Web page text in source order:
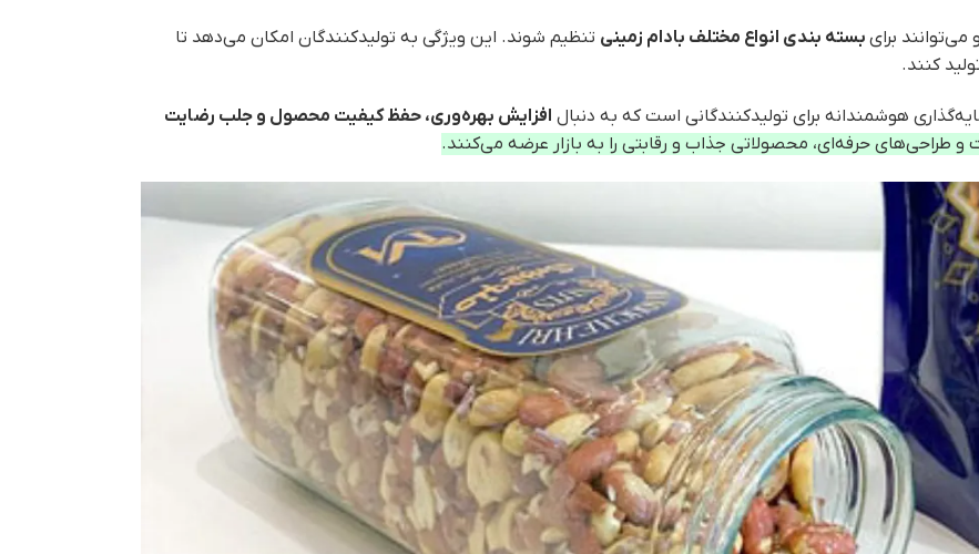
برای بسته بندی انواع مختلف بادام زمینی تنظیم شوند. این ویژگی به تولیدکنندگان امکان می‌دهد تا
کنند.
هوشمندانه برای تولیدکنندگانی است که به دنبال افزایش بهره‌وری، حفظ کیفیت محصول و جلب رضایت
و طراحی‌های حرفه‌ای، محصولاتی جذاب و رقابتی را به بازار عرضه می‌کنند.